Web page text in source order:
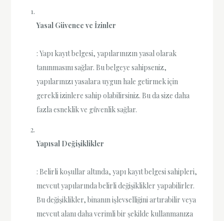
Yasal Güvence ve İzinler
: Yapı kayıt belgesi, yapılarınızın yasal olarak
tanınmasını sağlar. Bu belgeye sahipseniz,
yapılarınızı yasalara uygun hale getirmek için
gerekli izinlere sahip olabilirsiniz. Bu da size daha
fazla esneklik ve güvenlik sağlar.
Yapısal Değişiklikler
: Belirli koşullar altında, yapı kayıt belgesi sahipleri,
mevcut yapılarında belirli değişiklikler yapabilirler.
Bu değişiklikler, binanın işlevselliğini artırabilir veya
mevcut alanı daha verimli bir şekilde kullanmanıza